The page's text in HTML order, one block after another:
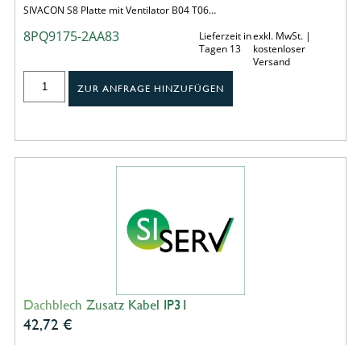
SIVACON S8 Platte mit Ventilator B04 T06…
8PQ9175-2AA83
Lieferzeit in
Tagen 13
exkl. MwSt. |
kostenloser
Versand
ZUR ANFRAGE HINZUFÜGEN
Dachblech Zusatz Kabel IP31
42,72 €